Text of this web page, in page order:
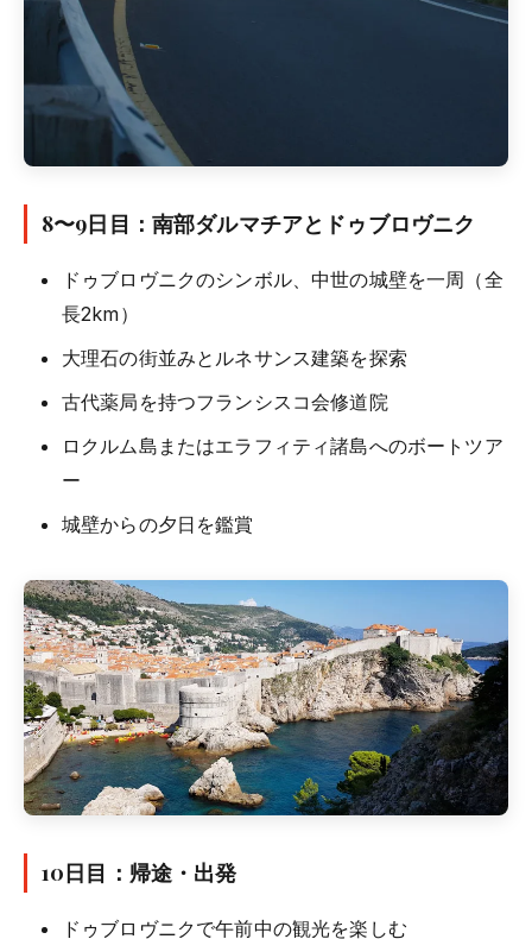
8〜9日目：南部ダルマチアとドゥブロヴニク
ドゥブロヴニクのシンボル、中世の城壁を一周（全
長2km）
大理石の街並みとルネサンス建築を探索
古代薬局を持つフランシスコ会修道院
ロクルム島またはエラフィティ諸島へのボートツア
ー
城壁からの夕日を鑑賞
10日目：帰途・出発
ドゥブロヴニクで午前中の観光を楽しむ